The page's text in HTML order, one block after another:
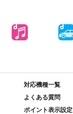
対応機種一覧
よくある質問
ポイント表示設定